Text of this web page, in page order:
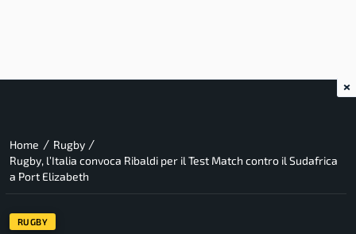
Home / Rugby /
Rugby, l’Italia convoca Ribaldi per il Test Match contro il Sudafrica
a Port Elizabeth
RUGBY
×